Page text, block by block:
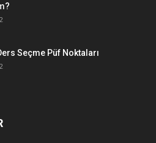
Seçme Püf Noktaları